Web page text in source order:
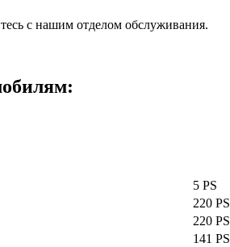
с нашим отделом обслуживания.
5 PS
220 PS
220 PS
141 PS